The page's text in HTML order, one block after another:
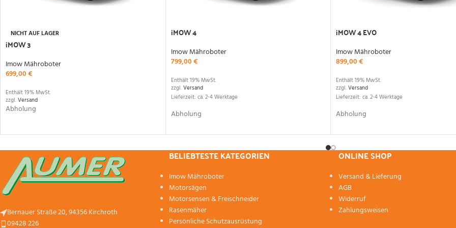
NICHT AUF LAGER
iMOW 3
Imow Mähroboter
699,00€
Enthält 19% MwSt.
zzgl.Versand
Abholung
iMOW 4
Imow Mähroboter
799,00€
Enthält 19% MwSt.
zzgl.Versand
Lieferzeit: ca. 2-4 Werktage
Abholung
iMOW 4 EVO
Imow Mähroboter
899,00€
Enthält 19% MwSt.
zzgl.Versand
Lieferzeit: ca. 2-4 Werktage
Abholung
Bernauer Straße 20, 94356 Kirchroth
09428 226
BELIEBTESTE KATEGORIEN
Imow Mähroboter
Motorsägen
Motorsensen & Freischneider
Rasenmäher
Persönliche Schutzausrüstung
ONLINE SHOP
Versand & Lieferung
AGB
Widerruf
Zahlungsweisen